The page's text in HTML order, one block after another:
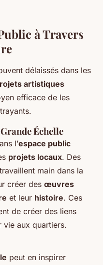
à Travers
délaissés dans les
artistiques
efficace de les
Échelle
l’espace public
projets locaux. Des
travaillent main dans la
créer des œuvres
et leur histoire. Ces
de créer des liens
vie aux quartiers.
peut en inspirer